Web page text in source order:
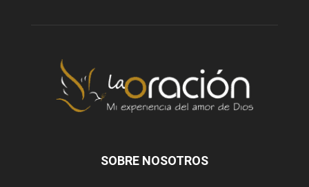
SOBRE NOSOTROS